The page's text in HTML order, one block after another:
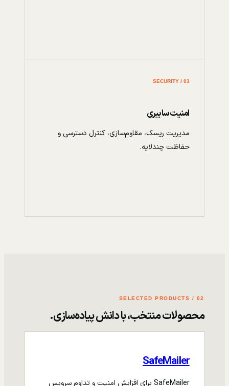
03 / SECURITY
امنیت سایبری
مدیریت ریسک، مقاوم‌سازی، کنترل دسترسی و
حفاظت چندلایه.
02 / SELECTED PRODUCTS
محصولات منتخب، با دانش پیاده‌سازی.
SafeMailer
SafeMailer برای افزایش امنیت و تداوم سرویس